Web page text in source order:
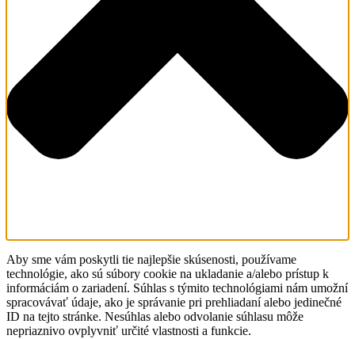
Aby sme vám poskytli tie najlepšie skúsenosti, používame
technológie, ako sú súbory cookie na ukladanie a/alebo prístup k
informáciám o zariadení. Súhlas s týmito technológiami nám umožní
spracovávať údaje, ako je správanie pri prehliadaní alebo jedinečné
ID na tejto stránke. Nesúhlas alebo odvolanie súhlasu môže
nepriaznivo ovplyvniť určité vlastnosti a funkcie.